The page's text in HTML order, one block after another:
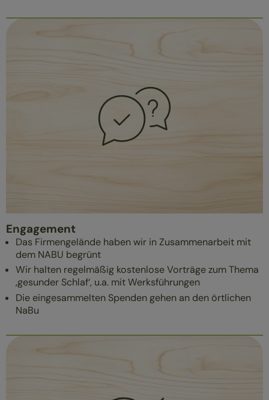
Engagement
Das Firmengelände haben wir in Zusammenarbeit mit
dem NABU begrünt
Wir halten regelmäßig kostenlose Vorträge zum Thema
‚gesunder Schlaf‘, u.a. mit Werksführungen
Die eingesammelten Spenden gehen an den örtlichen
NaBu